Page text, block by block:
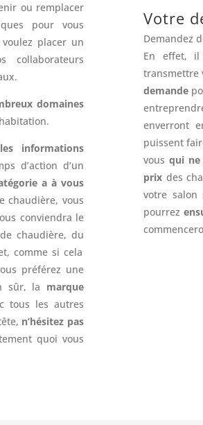
ou remplacer
pour vous
placer un
collaborateurs
domaines
informations
d’action d’un
a à vous
chaudière, vous
conviendra le
de chaudière, du
comme si cela
préférez une
sûr, la marque
tous les autres
n’hésitez pas
quoi vous
Votre
Demandez
En effet,
transmettre
demande
enverront
puissent
vousqui ne
prixdes
votre salon
pourrez